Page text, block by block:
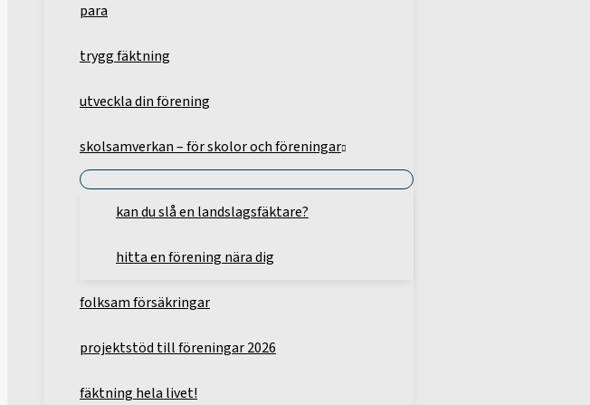
para
trygg fäktning
utveckla din förening
skolsamverkan – för skolor och föreningar
kan du slå en landslagsfäktare?
hitta en förening nära dig
folksam försäkringar
projektstöd till föreningar 2026
fäktning hela livet!